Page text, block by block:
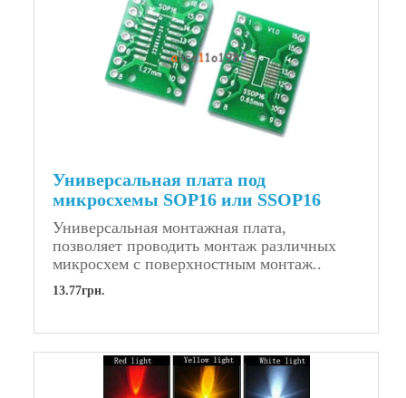
Универсальная плата под
микросхемы SOP16 или SSOP16
Универсальная монтажная плата,
позволяет проводить монтаж различных
микросхем с поверхностным монтаж..
13.77грн.